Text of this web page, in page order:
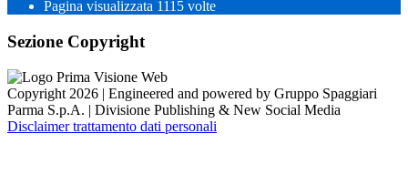
Pagina visualizzata 1115 volte
Sezione Copyright
Copyright 2026 | Engineered and powered by Gruppo Spaggiari
Parma S.p.A. | Divisione Publishing & New Social Media
Disclaimer trattamento dati personali